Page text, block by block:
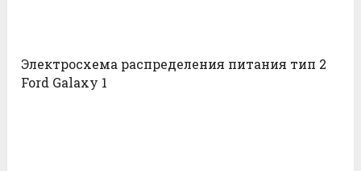
Электросхема распределения питания тип 2
Ford Galaxy 1